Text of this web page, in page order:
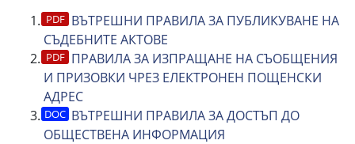
ВЪТРЕШНИ ПРАВИЛА ЗА ПУБЛИКУВАНЕ НА
СЪДЕБНИТЕ АКТОВЕ
ПРАВИЛА ЗА ИЗПРАЩАНЕ НА СЪОБЩЕНИЯ
И ПРИЗОВКИ ЧРЕЗ ЕЛЕКТРОНЕН ПОЩЕНСКИ
АДРЕС
ВЪТРЕШНИ ПРАВИЛА ЗА ДОСТЪП ДО
ОБЩЕСТВЕНА ИНФОРМАЦИЯ